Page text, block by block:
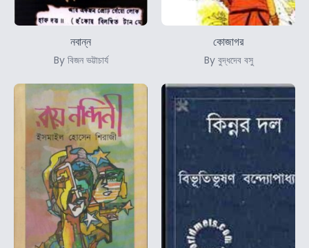
নবান্ন
By বিজন ভট্টাচার্য
কোজাগর
By বুদ্ধদেব বসু